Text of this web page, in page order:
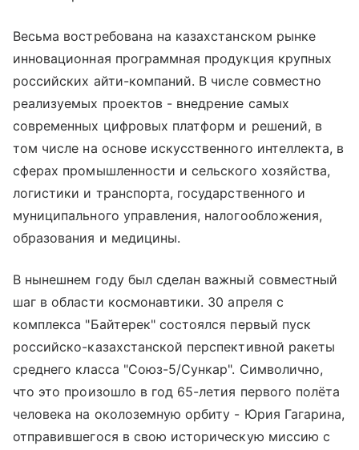
Весьма востребована на казахстанском рынке
инновационная программная продукция крупных
российских айти-компаний. В числе совместно
реализуемых проектов - внедрение самых
современных цифровых платформ и решений, в
том числе на основе искусственного интеллекта, в
сферах промышленности и сельского хозяйства,
логистики и транспорта, государственного и
муниципального управления, налогообложения,
образования и медицины.
В нынешнем году был сделан важный совместный
шаг в области космонавтики. 30 апреля с
комплекса "Байтерек" состоялся первый пуск
российско-казахстанской перспективной ракеты
среднего класса "Союз-5/Сункар". Символично,
что это произошло в год 65-летия первого полёта
человека на околоземную орбиту - Юрия Гагарина,
отправившегося в свою историческую миссию с